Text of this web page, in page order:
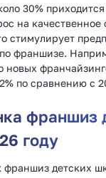
30%
на качественное
стимулирует
франшизе.
новых
по сравнению с
франшиз
году
франшиз детских